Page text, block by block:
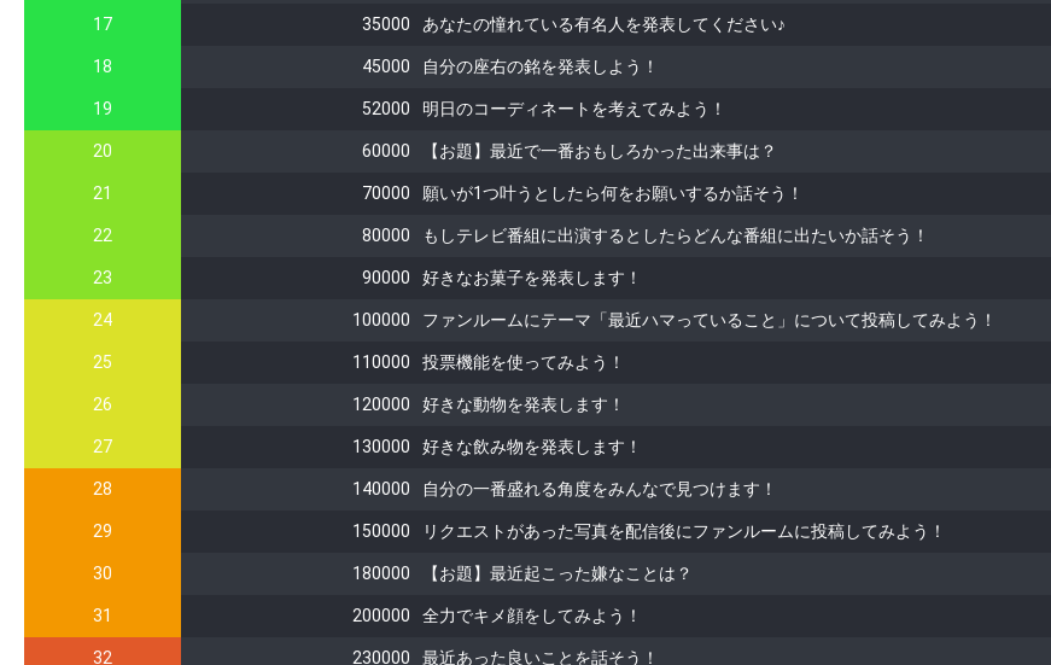
17 35000 あなたの憧れている有名人を発表してください♪
18 45000 自分の座右の銘を発表しよう！
19 52000 明日のコーディネートを考えてみよう！
20 60000 【お題】最近で一番おもしろかった出来事は？
21 70000 願いが1つ叶うとしたら何をお願いするか話そう！
22 80000 もしテレビ番組に出演するとしたらどんな番組に出たいか話そう！
23 90000 好きなお菓子を発表します！
24 100000 ファンルームにテーマ「最近ハマっていること」について投稿してみよう！
25 110000 投票機能を使ってみよう！
26 120000 好きな動物を発表します！
27 130000 好きな飲み物を発表します！
28 140000 自分の一番盛れる角度をみんなで見つけます！
29 150000 リクエストがあった写真を配信後にファンルームに投稿してみよう！
30 180000 【お題】最近起こった嫌なことは？
31 200000 全力でキメ顔をしてみよう！
32 230000 最近あった良いことを話そう！